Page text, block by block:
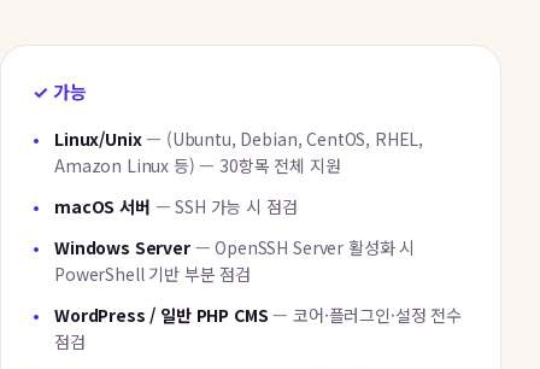
가능
Linux/Unix— (Ubuntu, Debian, CentOS, RHEL,
Amazon Linux 등) — 30항목 전체 지원
macOS 서버 — SSH 가능 시 점검
Windows Server— OpenSSH Server 활성화 시
PowerShell 기반 부분 점검
WordPress / 일반 PHP CMS — 코어·플러그인·설정 전수
점검